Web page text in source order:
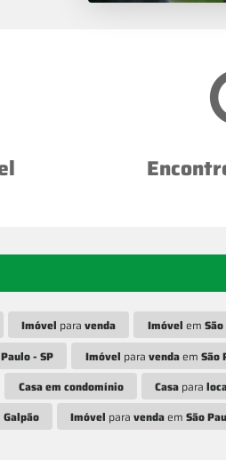
Imóvel paravenda Imóvel em
- SP Imóvel para vendaem São
Casa em condomínio Casapara
Galpão Imóvel paravendaemSão